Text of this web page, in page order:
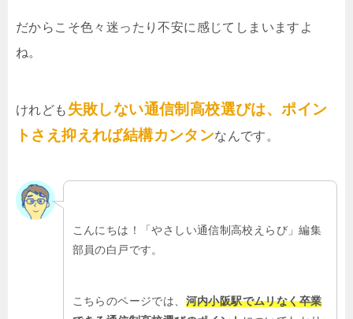
だからこそ色々迷ったり不安に感じてしまいますよ
ね。
けれども 失敗しない通信制高校選びは、ポイン
トさえ抑えれば結構カンタンなんです。
こんにちは！「やさしい通信制高校えらび」編集
部員の白戸です。
こちらのページでは、 河内小阪駅でムリなく卒業